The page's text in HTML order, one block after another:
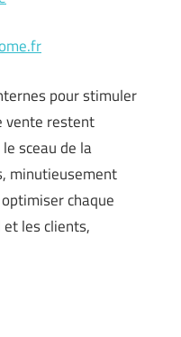
pour stimuler
vente restent
sceau de la
minutieusement
chaque
les clients,